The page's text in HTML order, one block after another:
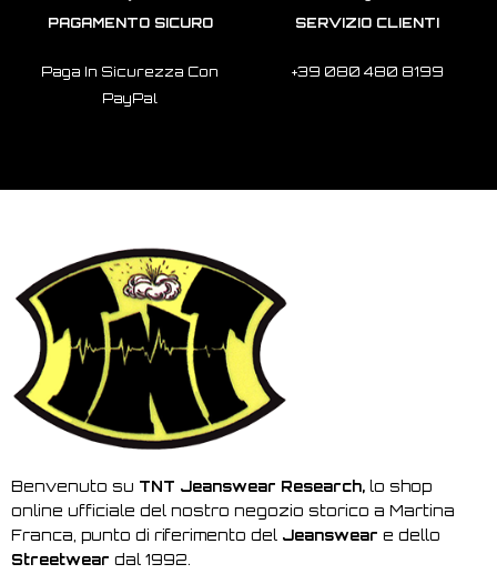
PAGAMENTO SICURO
Paga In Sicurezza Con
PayPal
SERVIZIO CLIENTI
+39 080 480 8199
Benvenuto su TNT Jeanswear Research, lo shop
online ufficiale del nostro negozio storico a Martina
Franca, punto di riferimento del Jeanswear e dello
Streetwear dal 1992.